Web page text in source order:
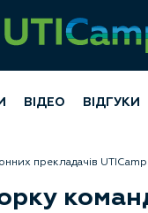
ВІДЕО ВІДГУКИ
прекладачів